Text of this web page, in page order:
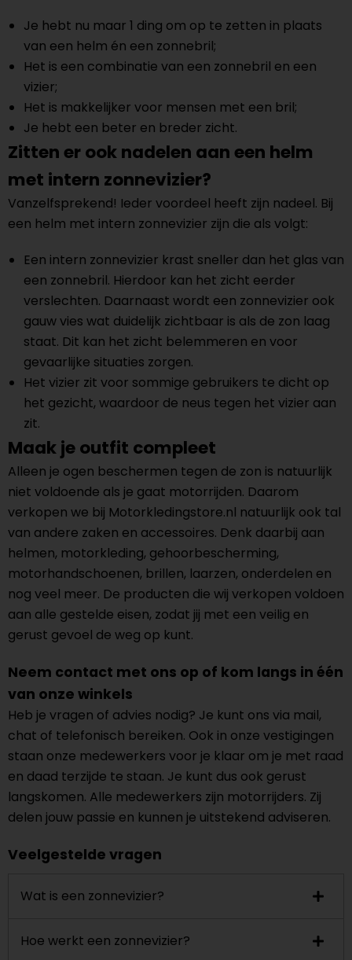
Je hebt nu maar 1 ding om op te zetten in plaats
van een helm én een zonnebril;
Het is een combinatie van een zonnebril en een
vizier;
Het is makkelijker voor mensen met een bril;
Je hebt een beter en breder zicht.
Zitten er ook nadelen aan een helm
met intern zonnevizier?
Vanzelfsprekend! Ieder voordeel heeft zijn nadeel. Bij
een helm met intern zonnevizier zijn die als volgt:
Een intern zonnevizier krast sneller dan het glas van
een zonnebril. Hierdoor kan het zicht eerder
verslechten. Daarnaast wordt een zonnevizier ook
gauw vies wat duidelijk zichtbaar is als de zon laag
staat. Dit kan het zicht belemmeren en voor
gevaarlijke situaties zorgen.
Het vizier zit voor sommige gebruikers te dicht op
het gezicht, waardoor de neus tegen het vizier aan
zit.
Maak je outfit compleet
Alleen je ogen beschermen tegen de zon is natuurlijk
niet voldoende als je gaat motorrijden. Daarom
verkopen we bij Motorkledingstore.nl natuurlijk ook tal
van andere zaken en accessoires. Denk daarbij aan
helmen, motorkleding, gehoorbescherming,
motorhandschoenen, brillen, laarzen, onderdelen en
nog veel meer. De producten die wij verkopen voldoen
aan alle gestelde eisen, zodat jij met een veilig en
gerust gevoel de weg op kunt.
Neem contact met ons op of kom langs in één
van onze winkels
Heb je vragen of advies nodig? Je kunt ons via mail,
chat of telefonisch bereiken. Ook in onze vestigingen
staan onze medewerkers voor je klaar om je met raad
en daad terzijde te staan. Je kunt dus ook gerust
langskomen. Alle medewerkers zijn motorrijders. Zij
delen jouw passie en kunnen je uitstekend adviseren.
Veelgestelde vragen
Wat is een zonnevizier?
Hoe werkt een zonnevizier?